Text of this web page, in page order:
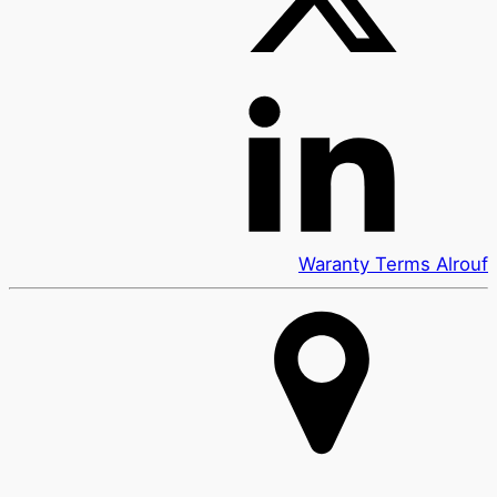
Waranty Terms Alrouf